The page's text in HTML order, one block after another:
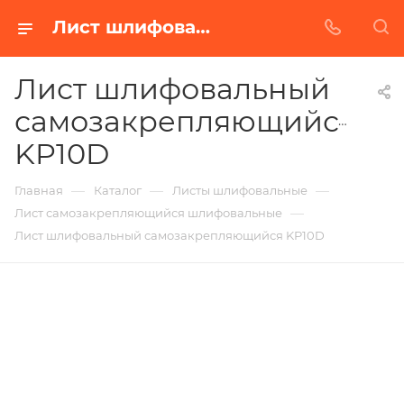
Лист шлифовальный самозакрепляющийся KP10D в Белгороде | Купить по недорогой цене от Абразивного Завода
Лист шлифовальный
самозакрепляющийся
KP10D
Главная — Каталог — Листы шлифовальные —
Лист самозакрепляющийся шлифовальные —
Лист шлифовальный самозакрепляющийся KP10D